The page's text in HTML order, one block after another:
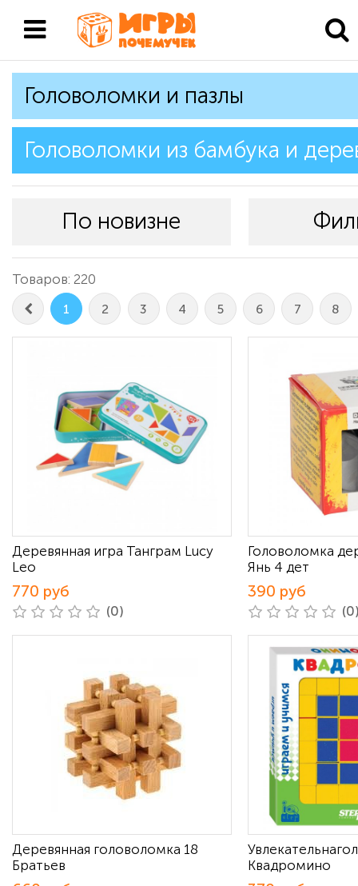
Головоломки и пазлы
Головоломки из бамбука и
По новизне
Товаров: 220
1 2 3 4 5 6 7 8
Деревянная игра Танграм Lucy
Leo
770 руб
(0)
Головоломка
Янь 4 дет
390 руб
Деревянная головоломка 18
Братьев
Квадромино